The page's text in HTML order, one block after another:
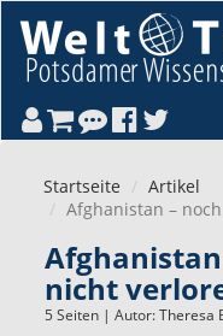
Startseite
Artikel
Afghanistan –
nicht
5 Seiten | Autor:Theresa